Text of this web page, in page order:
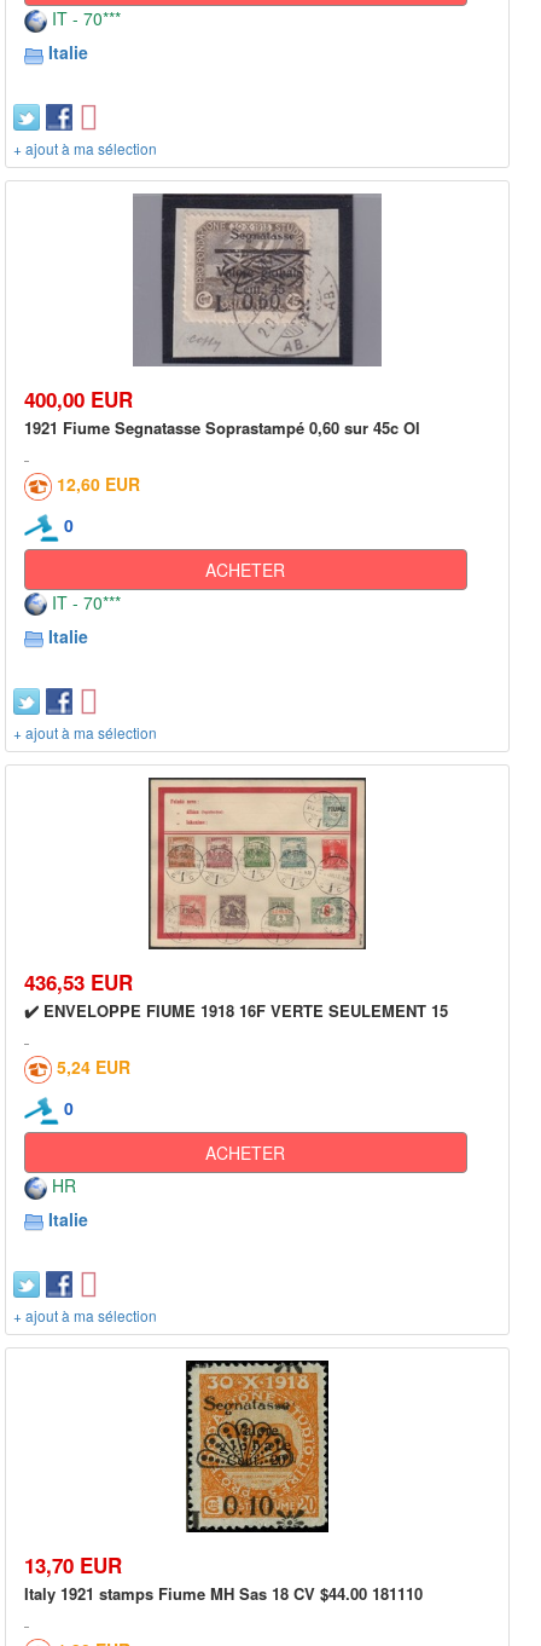
IT - 70***
Italie
+ ajout à ma sélection
400,00 EUR
1921 Fiume Segnatasse Soprastampé 0,60 sur 45c Ol
12,60 EUR
0
ACHETER
IT - 70***
Italie
+ ajout à ma sélection
436,53 EUR
✔️ ENVELOPPE FIUME 1918 16F VERTE SEULEMENT 15
5,24 EUR
0
ACHETER
HR
Italie
+ ajout à ma sélection
13,70 EUR
Italy 1921 stamps Fiume MH Sas 18 CV $44.00 181110